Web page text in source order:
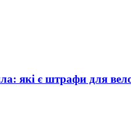
які є штрафи для